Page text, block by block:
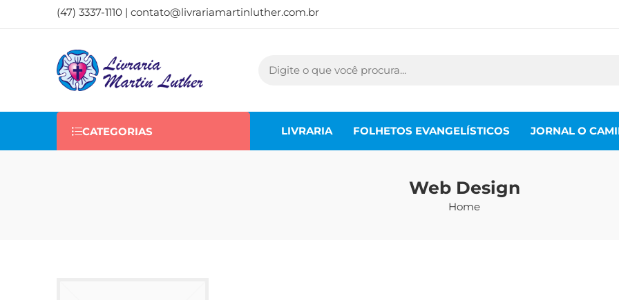
(47) 3337-1110 | contato@livrariamartinluther.com.br
CATEGORIAS LIVRARIA FOLHETOS EVANGELÍSTICOS JORNAL O
Web Design
Home